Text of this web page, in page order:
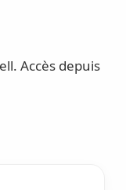
Accès depuis